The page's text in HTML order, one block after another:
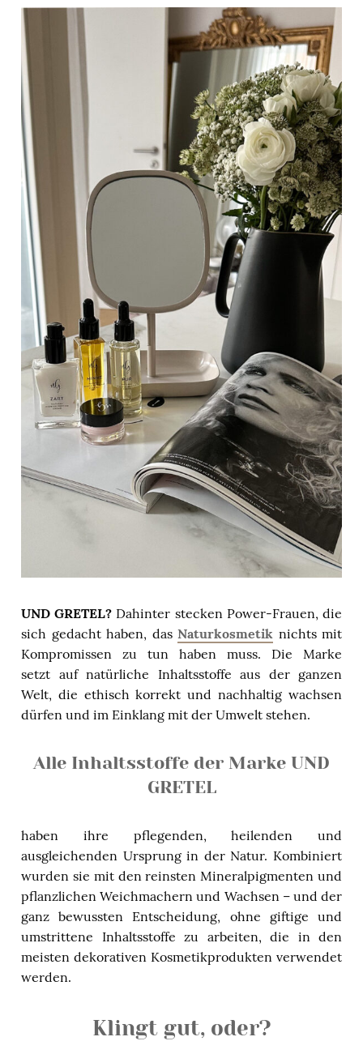
UND GRETEL? Dahinter stecken Power-Frauen, die
sich gedacht haben, das Naturkosmetik nichts mit
Kompromissen zu tun haben muss. Die Marke
setzt auf natürliche Inhaltsstoffe aus der ganzen
Welt, die ethisch korrekt und nachhaltig wachsen
dürfen und im Einklang mit der Umwelt stehen.
Alle Inhaltsstoffe der Marke UND
GRETEL
haben ihre pflegenden, heilenden und
ausgleichenden Ursprung in der Natur. Kombiniert
wurden sie mit den reinsten Mineralpigmenten und
pflanzlichen Weichmachern und Wachsen – und der
ganz bewussten Entscheidung, ohne giftige und
umstrittene Inhaltsstoffe zu arbeiten, die in den
meisten dekorativen Kosmetikprodukten verwendet
werden.
Klingt gut, oder?